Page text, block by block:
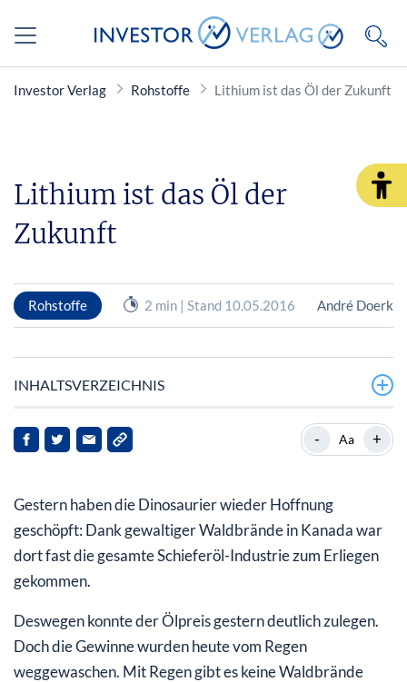
Investor Verlag Rohstoffe Lithium ist das Öl der Zukunft
Lithium ist das Öl der
Zukunft
Rohstoffe 2 min | Stand 10.05.2016 André Doerk
INHALTSVERZEICHNIS
Die Öl-Scheichs von morgen sitzen in Südamerika
- Aa +
Gestern haben die Dinosaurier wieder Hoffnung
geschöpft: Dank gewaltiger Waldbrände in Kanada war
dort fast die gesamte Schieferöl-Industrie zum Erliegen
gekommen.
Deswegen konnte der Ölpreis gestern deutlich zulegen.
Doch die Gewinne wurden heute vom Regen
weggewaschen. Mit Regen gibt es keine Waldbrände